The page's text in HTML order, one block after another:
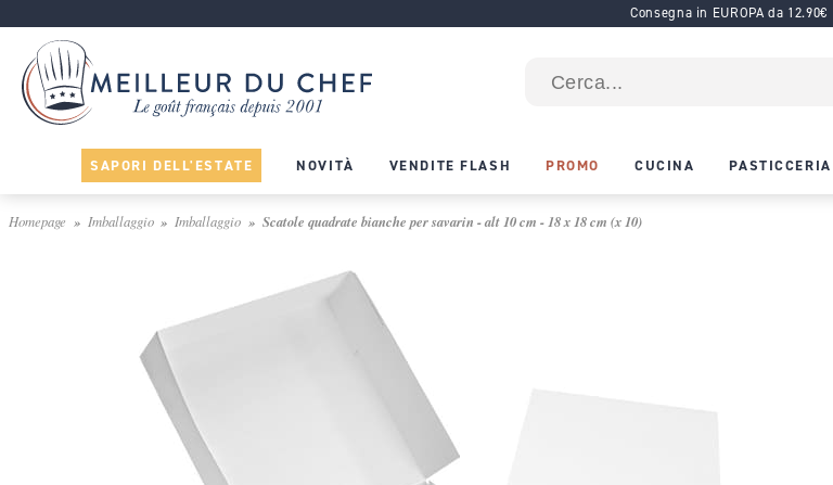
Consegna in EUROPA da 12.90€
SAPORI DELL'ESTATE NOVITÀ VENDITE FLASH PROMO CUCINA PASTICCERIA
Homepage Imballaggio Imballaggio Scatole quadrate bianche per savarin - alt 10 cm - 18 x 18 cm (x 10)